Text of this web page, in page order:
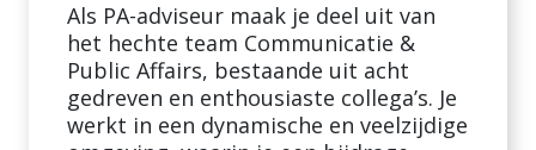
Als PA-adviseur maak je deel uit van
het hechte team Communicatie &
Public Affairs, bestaande uit acht
gedreven en enthousiaste collega’s. Je
werkt in een dynamische en veelzijdige